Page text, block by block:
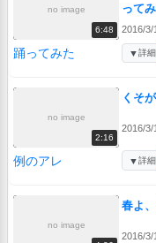
no image
6:48
って
2016/3/
踊ってみた ▼詳細
no image
2:16
くそ
2016/3/
例のアレ ▼詳細
no image
春よ
2016/3/